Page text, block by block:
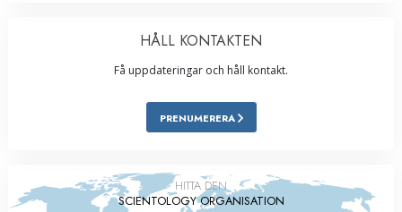
HÅLL KONTAKTEN
Få uppdateringar och håll kontakt.
PRENUMERERA
HITTA DEN
SCIENTOLOGY ORGANISATION